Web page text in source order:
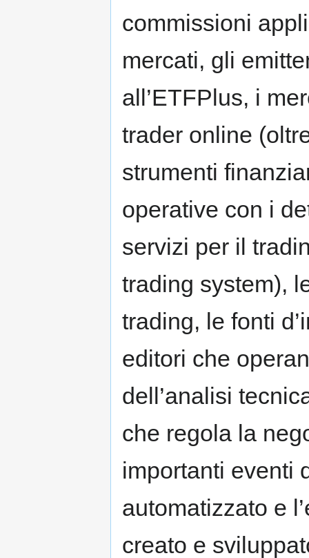
commissioni
mercati, gli
all’ETFPlus, i
trader online
strumenti
operative con i
servizi per il
trading system),
trading, le fonti
editori che
dell’analisi
che regola la
importanti eventi
automatizzato e
creato e